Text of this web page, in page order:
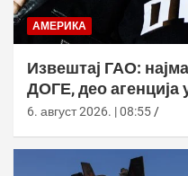
АМЕРИКА
Извештај ГАО:
ДОГЕ, део агенција
6. август 2026. | 08:55